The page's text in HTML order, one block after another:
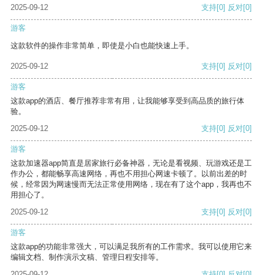
2025-09-12
支持[0] 反对[0]
游客
这款软件的操作非常简单，即使是小白也能快速上手。
2025-09-12 支持[0] 反对[0]
游客
这款app的酒店、餐厅推荐非常有用，让我能够享受到高品质的旅行体
验。
2025-09-12
支持[0] 反对[0]
游客
这款加速器app简直是居家旅行必备神器，无论是看视频、玩游戏还是工
作办公，都能畅享高速网络，再也不用担心网速卡顿了。以前出差的时
候，经常因为网速慢而无法正常使用网络，现在有了这个app，我再也不
用担心了。
2025-09-12
支持[0] 反对[0]
游客
这款app的功能非常强大，可以满足我所有的工作需求。我可以使用它来
编辑文档、制作演示文稿、管理日程安排等。